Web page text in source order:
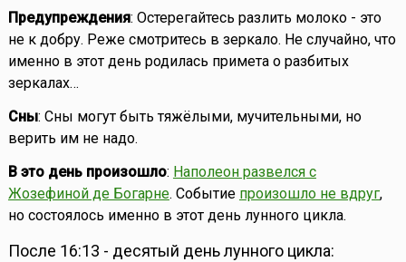
Предупреждения: Остерегайтесь разлить молоко - это
не к добру. Реже смотритесь в зеркало. Не случайно, что
именно в этот день родилась примета о разбитых
зеркалах…
Сны: Сны могут быть тяжёлыми, мучительными, но
верить им не надо.
В это день произошло: Наполеон развелся с
Жозефиной де Богарне. Событие произошло не вдруг,
но состоялось именно в этот день лунного цикла.
После 16:13 - десятый день лунного цикла: